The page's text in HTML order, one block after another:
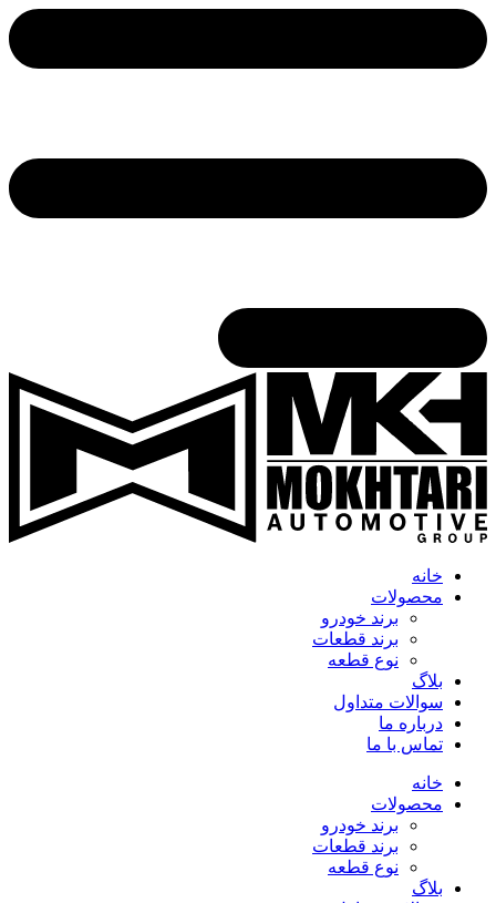
خانه
محصولات
برند خودرو
برند قطعات
نوع قطعه
بلاگ
سوالات متداول
درباره ما
تماس با ما
خانه
محصولات
برند خودرو
برند قطعات
نوع قطعه
بلاگ